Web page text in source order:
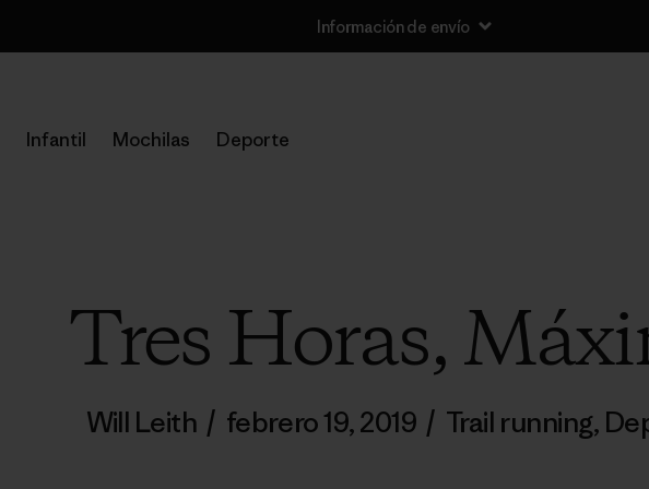
Información de envío
Infantil Mochilas Deporte
Tres Horas,
Will Leith / febrero 19, 2019 / Trail running,